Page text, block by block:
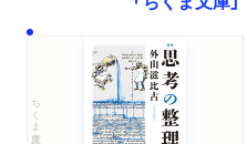
ちくま文庫